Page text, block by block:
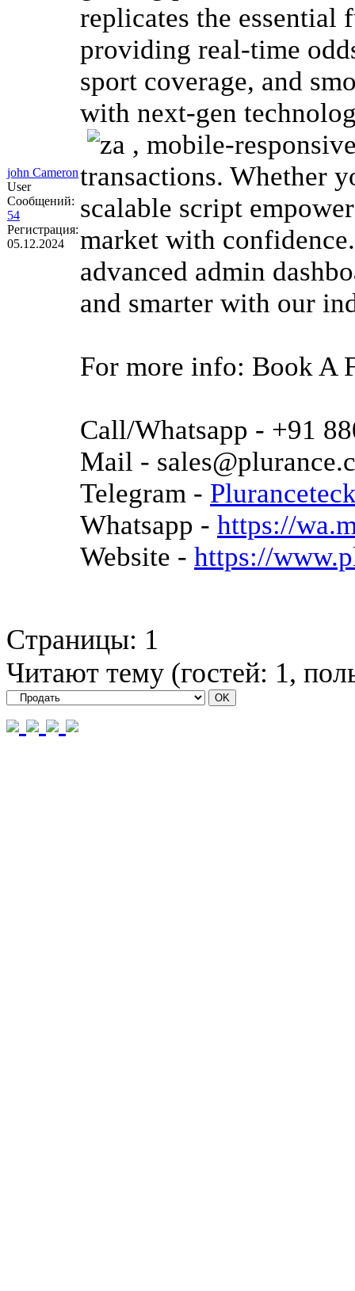
john Cameron
User
Сообщений:
54
Регистрация:
05.12.2024
replicates the
providing real-time
sport coverage, and
with next-gen
, mobile-
transactions. Whether
scalable script
market with
advanced admin
and smarter with our
For more info: Book A
Call/Whatsapp - +91
Mail -
Telegram -
Whatsapp - https://
Website - https://
Страницы: 1
Читают тему (гостей: 1,